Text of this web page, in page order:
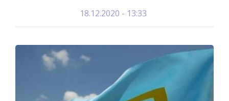
18.12.2020 - 13:33